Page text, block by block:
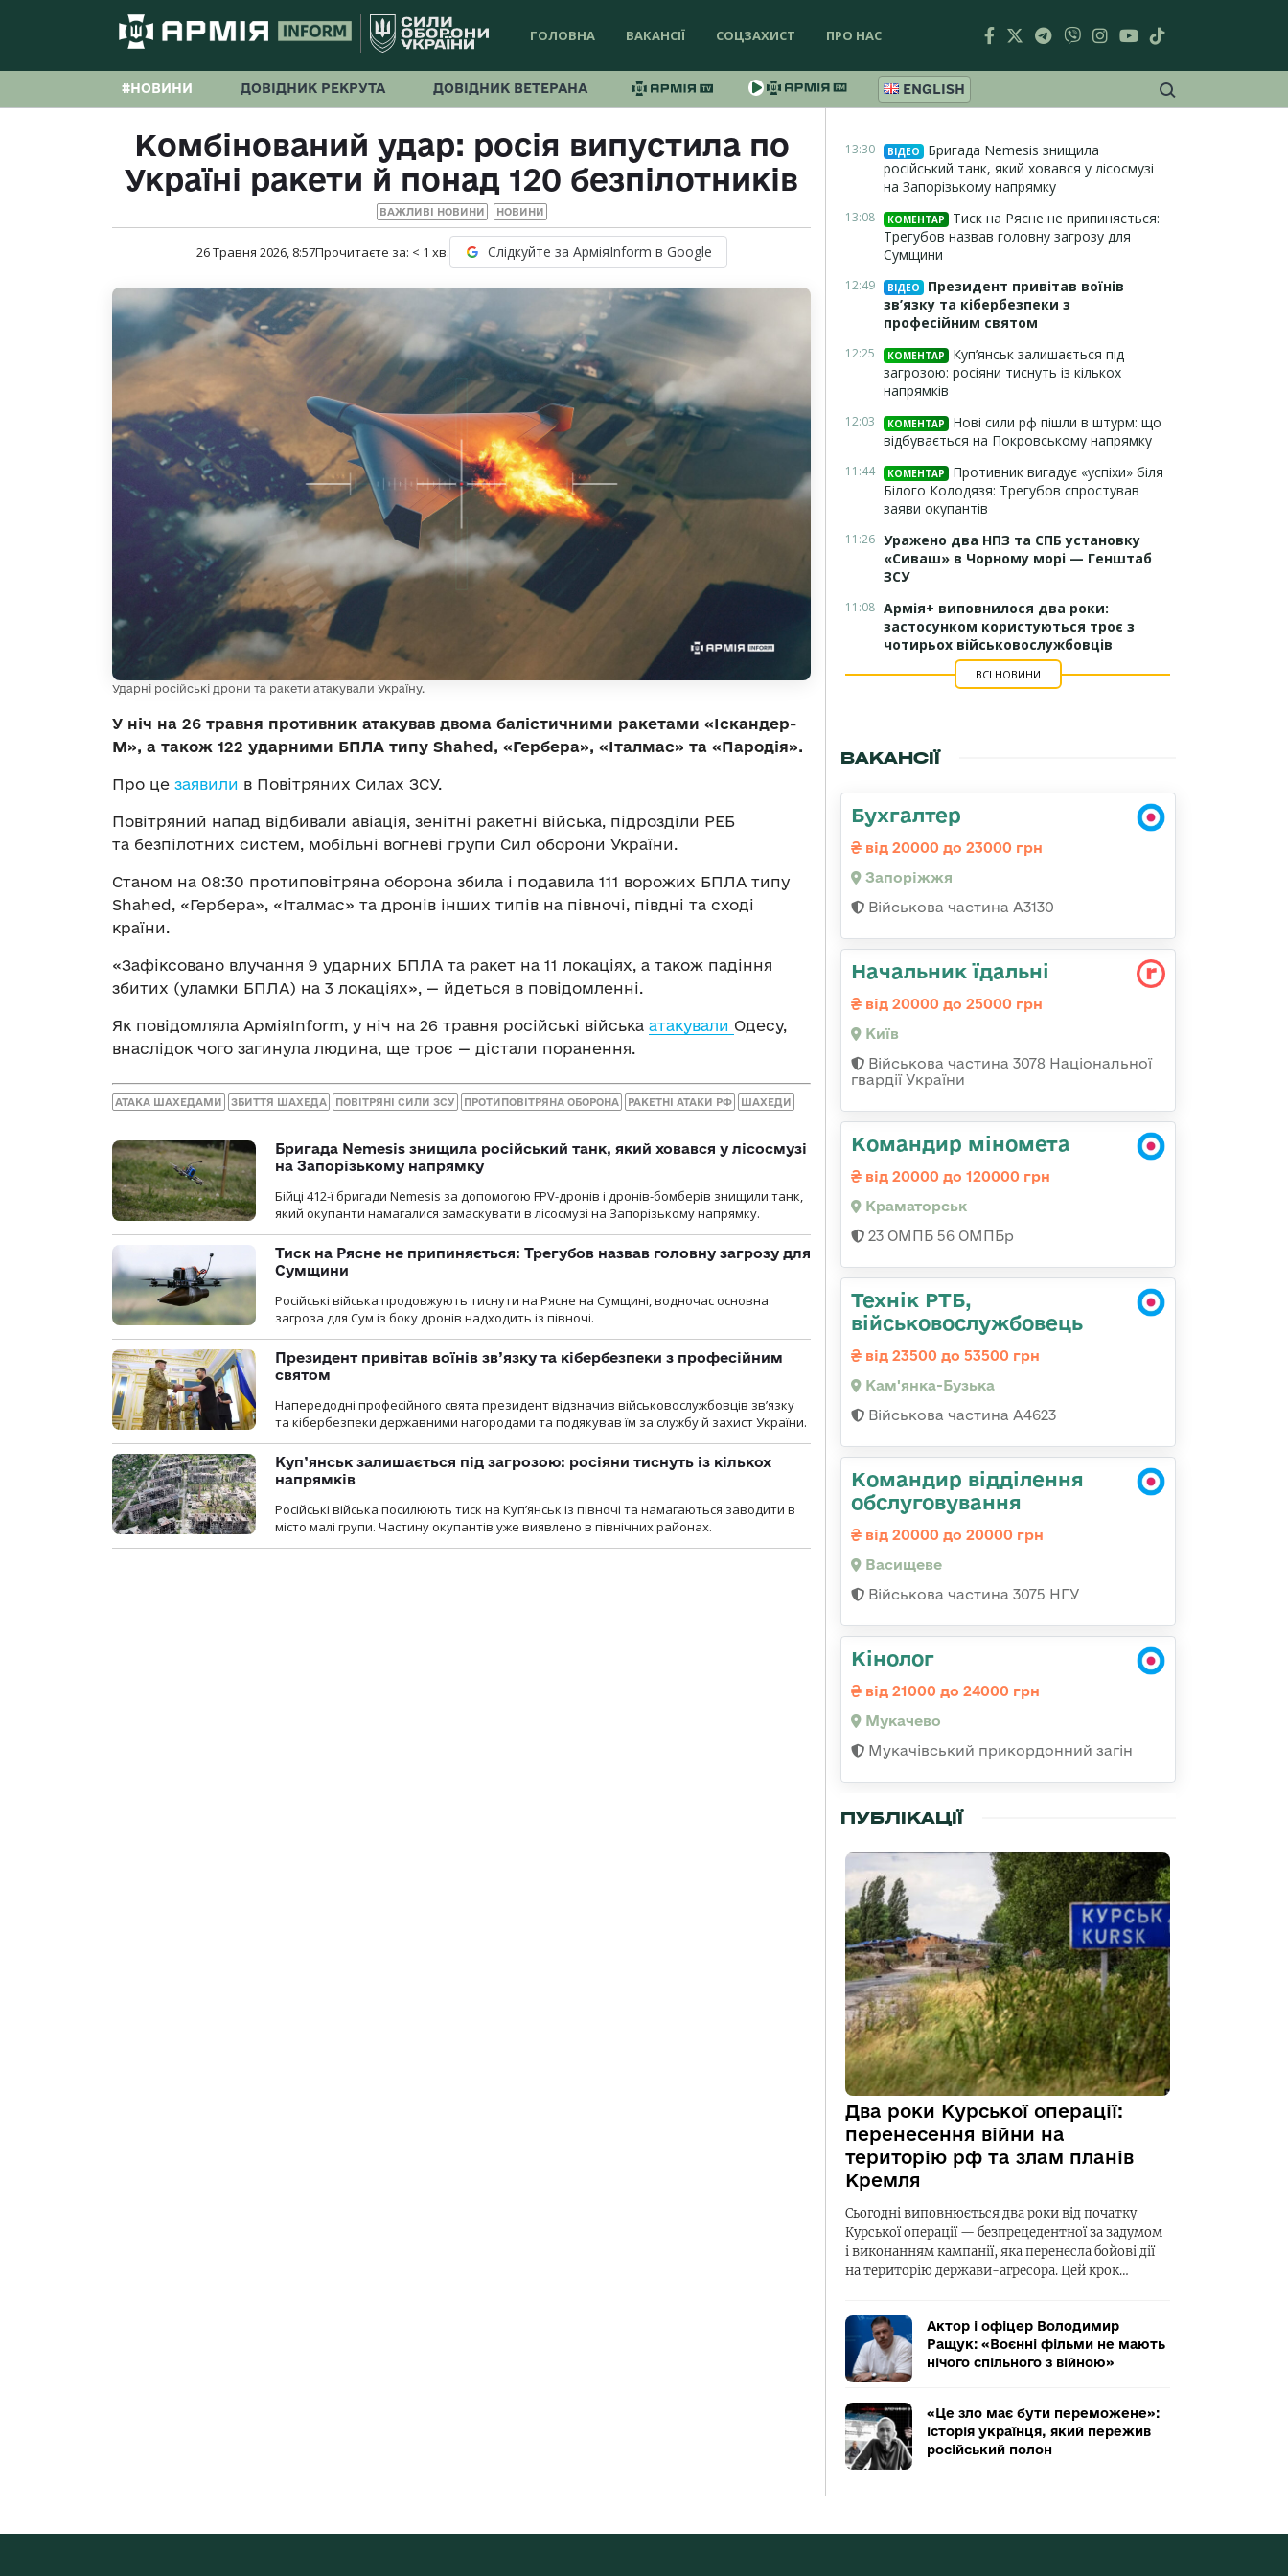
ГОЛОВНА ВАКАНСІЇ СОЦЗАХИСТ ПРО НАС
#НОВИНИ ДОВІДНИК РЕКРУТА ДОВІДНИК ВЕТЕРАНА ENGLISH
Комбінований удар: росія випустила по
Україні ракети й понад 120 безпілотників
ВАЖЛИВІ НОВИНИ НОВИНИ
26 Травня 2026, 8:57Прочитаєте за: < 1 хв. Слідкуйте за АрміяInform в Google
Ударні російські дрони та ракети атакували Україну.
У ніч на 26 травня противник атакував двома балістичними ракетами «Іскандер-
М», а також 122 ударними БПЛА типу Shahed, «Гербера», «Італмас» та «Пародія».
Про це заявили в Повітряних Силах ЗСУ.
Повітряний напад відбивали авіація, зенітні ракетні війська, підрозділи РЕБ
та безпілотних систем, мобільні вогневі групи Сил оборони України.
Станом на 08:30 протиповітряна оборона збила і подавила 111 ворожих БПЛА типу
Shahed, «Гербера», «Італмас» та дронів інших типів на півночі, півдні та сході
країни.
«Зафіксовано влучання 9 ударних БПЛА та ракет на 11 локаціях, а також падіння
збитих (уламки БПЛА) на 3 локаціях», — йдеться в повідомленні.
Як повідомляла АрміяInform, у ніч на 26 травня російські війська атакували Одесу,
внаслідок чого загинула людина, ще троє — дістали поранення.
АТАКА ШАХЕДАМИ ЗБИТТЯ ШАХЕДА ПОВІТРЯНІ СИЛИ ЗСУ ПРОТИПОВІТРЯНА ОБОРОНА РАКЕТНІ АТАКИ РФ ШАХЕДИ
Бригада Nemesis знищила російський танк, який ховався у лісосмузі
на Запорізькому напрямку
Бійці 412-ї бригади Nemesis за допомогою FPV-дронів і дронів-бомберів знищили танк,
який окупанти намагалися замаскувати в лісосмузі на Запорізькому напрямку.
Тиск на Рясне не припиняється: Трегубов назвав головну загрозу для
Сумщини
Російські війська продовжують тиснути на Рясне на Сумщині, водночас основна
загроза для Сум із боку дронів надходить із півночі.
Президент привітав воїнів зв’язку та кібербезпеки з професійним
святом
Напередодні професійного свята президент відзначив військовослужбовців зв’язку
та кібербезпеки державними нагородами та подякував їм за службу й захист України.
Куп’янськ залишається під загрозою: росіяни тиснуть із кількох
напрямків
Російські війська посилюють тиск на Куп’янськ із півночі та намагаються заводити в
місто малі групи. Частину окупантів уже виявлено в північних районах.
13:30 ВІДЕО
Бригада Nemesis знищила
російський танк, який ховався у лісосмузі
на Запорізькому напрямку
13:08 КОМЕНТАР
Тиск на Рясне не припиняється:
Трегубов назвав головну загрозу для
Сумщини
12:49 ВІДЕО
Президент привітав воїнів
зв’язку та кібербезпеки з
професійним святом
12:25 КОМЕНТАР
Куп’янськ залишається під
загрозою: росіяни тиснуть із кількох
напрямків
12:03 КОМЕНТАР
Нові сили рф пішли в штурм: що
відбувається на Покровському напрямку
11:44 КОМЕНТАР
Противник вигадує «успіхи» біля
Білого Колодязя: Трегубов спростував
заяви окупантів
11:26 Уражено два НПЗ та СПБ установку
«Сиваш» в Чорному морі — Генштаб
ЗСУ
11:08 Армія+ виповнилося два роки:
застосунком користуються троє з
чотирьох військовослужбовців
ВСІ НОВИНИ
ВАКАНСІЇ
Бухгалтер
від 20000 до 23000 грн
Запоріжжя
Військова частина А3130
Начальник їдальні
від 20000 до 25000 грн
Київ
Військова частина 3078 Національної
гвардії України
Командир міномета
від 20000 до 120000 грн
Краматорськ
23 ОМПБ 56 ОМПБр
Технік РТБ,
військовослужбовець
від 23500 до 53500 грн
Кам'янка-Бузька
Військова частина А4623
Командир відділення
обслуговування
від 20000 до 20000 грн
Васищеве
Військова частина 3075 НГУ
Кінолог
від 21000 до 24000 грн
Мукачево
Мукачівський прикордонний загін
ПУБЛІКАЦІЇ
Два роки Курської операції:
перенесення війни на
територію рф та злам планів
Кремля
Сьогодні виповнюється два роки від початку
Курської операції — безпрецедентної за задумом
і виконанням кампанії, яка перенесла бойові дії
на територію держави-агресора. Цей крок…
Актор і офіцер Володимир
Ращук: «Воєнні фільми не мають
нічого спільного з війною»
«Це зло має бути переможене»:
історія українця, який пережив
російський полон